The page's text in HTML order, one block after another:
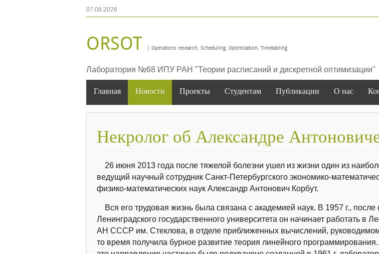
07.08.2026
ORSOT | Operations research, Scheduling, Optimization, Timetabling
Лаборатория №68 ИПУ РАН "Теории расписаний и дискретной оптимизации"
Главная Новости Проекты Студентам Публикации О нас
Некролог об Александре
26 июня 2013 года после тяжелой болезни ушел из жизни один из
ведущий научный сотрудник Санкт-Петербургского экономико-
физико-математических наук Александр Антонович Корбут.
Вся его трудовая жизнь была связана с академией наук. В 1957 г., после
Ленинградского государственного университета он начинает работать в
АН СССР им. Стеклова, в отделе приближенных вычислений,
то время получила бурное развитие теория линейного